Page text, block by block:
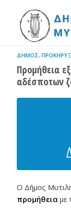
ΔΉΜΟΣ,
Προμήθεια
αδέσποτων
Ο Δήμος
προμήθειαμε